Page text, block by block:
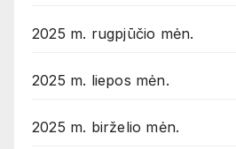
2025 m. rugpjūčio mėn.
2025 m. liepos mėn.
2025 m. birželio mėn.